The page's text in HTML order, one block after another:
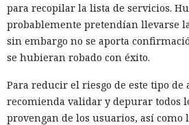
para recopilar la lista de servicios.
probablemente pretendían llevarse
sin embargo no se aporta
se hubieran robado con éxito.
Para reducir el riesgo de este tipo de
recomienda validar y depurar todos
provengan de los usuarios, así